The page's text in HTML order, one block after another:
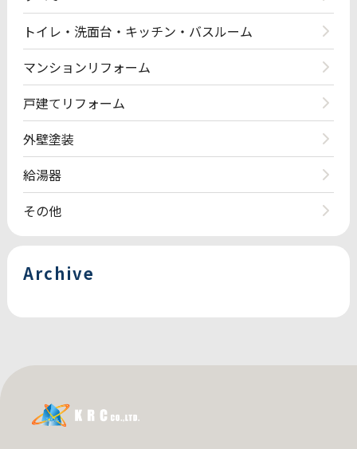
トイレ・洗面台・キッチン・バスルーム
マンションリフォーム
戸建てリフォーム
外壁塗装
給湯器
その他
Archive